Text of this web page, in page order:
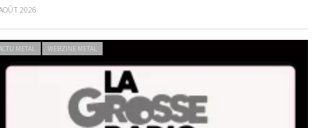
2026
METAL WEBZINE METAL